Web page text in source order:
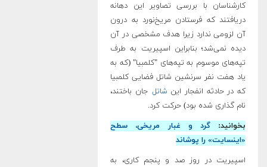
کارشناسان با بررسی تصاویر این دهانه
دریافتند که فرستادن مریخ‌نورد به درون
آن لزومی ندارد زیرا هدف مشخصی در آن
دیده نمی‌شد؛ بنابراین اسپیریت به طرف
تپه‌های موسوم به تپه‌های "کلمبیا" (که به
یاد هفت نفر سرنشین شاتل فضایی کلمبیا
که در حادثه انفجار این شاتل جان باختند،
نام گذاری شده بود) حرکت کرد.
بخوانید:گرد و غبار مریخی، سطح
«اینسایت» را پوشاند
اسپیریت در روز صد و پنجم کاری، به